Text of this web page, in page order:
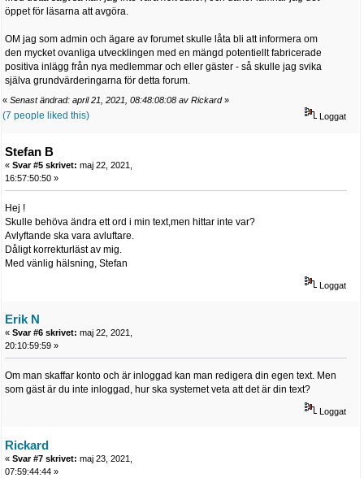
öppet för läsarna att avgöra.
OM jag som admin och ägare av forumet skulle låta bli att informera om
den mycket ovanliga utvecklingen med en mängd potentiellt fabricerade
positiva inlägg från nya medlemmar och eller gäster - så skulle jag svika
själva grundvärderingarna för detta forum.
« Senast ändrad: april 21, 2021, 08:48:08:08 av Rickard»
Loggat
(7 people liked this)
Stefan B
« Svar #5 skrivet: maj 22, 2021,
16:57:50:50 »
Hej !
Skulle behöva ändra ett ord i min text,men hittar inte var?
Avlyftande ska vara avluftare.
Dåligt korrekturläst av mig.
Med vänlig hälsning, Stefan
Loggat
Erik N
« Svar #6 skrivet: maj 22, 2021,
20:10:59:59 »
Om man skaffar konto och är inloggad kan man redigera din egen text. Men
som gäst är du inte inloggad, hur ska systemet veta att det är din text?
Loggat
Rickard
« Svar #7 skrivet: maj 23, 2021,
07:59:44:44 »